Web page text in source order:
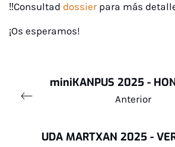
‼️Consultad dossierpara más
¡Os esperamos!
miniKANPUS 2025 -
Anterior
UDA MARTXAN 2025 -